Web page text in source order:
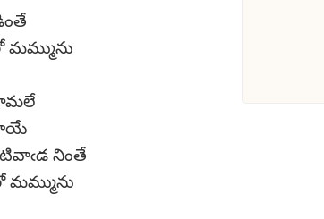
మమ్మును
నింతే
మమ్మును